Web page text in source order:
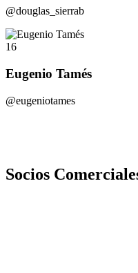
@douglas_sierrab
16
Eugenio Tamés
@eugeniotames
Socios